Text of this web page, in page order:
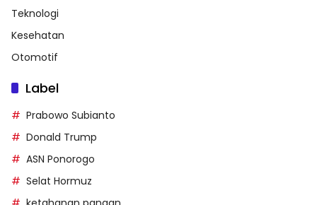
Teknologi
Kesehatan
Otomotif
Label
Prabowo Subianto
Donald Trump
ASN Ponorogo
Selat Hormuz